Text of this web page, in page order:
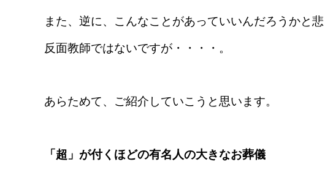
また、逆に、こんなことがあっていいんだろうかと
反面教師ではないですが・・・・。
あらためて、 ご紹介していこうと思います。
「超」が付くほどの有名人の大きなお葬儀